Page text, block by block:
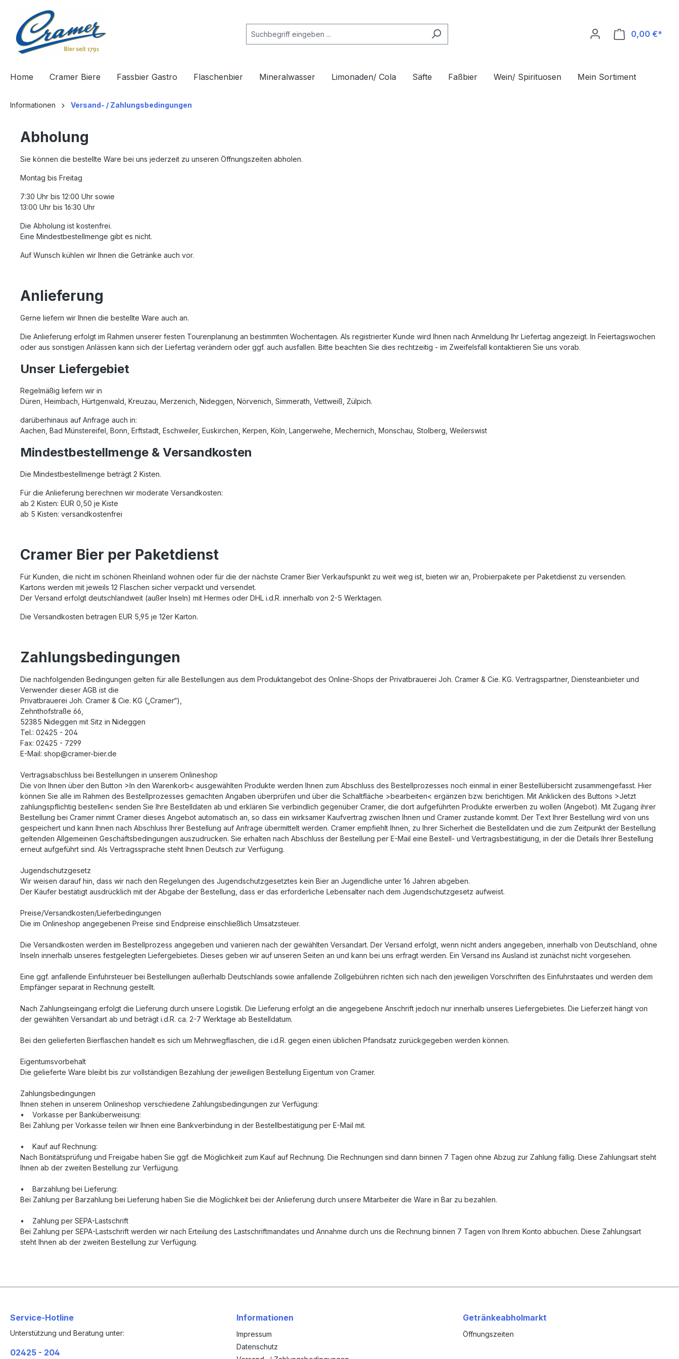
Zur Hauptnavigation springen
0,00 €*
Home Cramer Biere Fassbier Gastro Flaschenbier Mineralwasser Limonaden/ Cola Säfte Faßbier Wein/ Spirituosen Mein Sortiment
Informationen Versand- / Zahlungsbedingungen
Abholung
Sie können die bestellte Ware bei uns jederzeit zu unseren Öffnungszeiten abholen.
Montag bis Freitag
7:30 Uhr bis 12:00 Uhr sowie
13:00 Uhr bis 16:30 Uhr
Die Abholung ist kostenfrei.
Eine Mindestbestellmenge gibt es nicht.
Auf Wunsch kühlen wir Ihnen die Getränke auch vor.
Anlieferung
Gerne liefern wir Ihnen die bestellte Ware auch an.
Die Anlieferung erfolgt im Rahmen unserer festen Tourenplanung an bestimmten Wochentagen. Als registrierter Kunde wird Ihnen nach Anmeldung Ihr Liefertag angezeigt. In Feiertagswochen
oder aus sonstigen Anlässen kann sich der Liefertag verändern oder ggf. auch ausfallen. Bitte beachten Sie dies rechtzeitig - im Zweifelsfall kontaktieren Sie uns vorab.
Unser Liefergebiet
Regelmäßig liefern wir in
Düren, Heimbach, Hürtgenwald, Kreuzau, Merzenich, Nideggen, Nörvenich, Simmerath, Vettweiß, Zülpich.
darüberhinaus auf Anfrage auch in:
Aachen, Bad Münstereifel, Bonn, Erftstadt, Eschweiler, Euskirchen, Kerpen, Köln, Langerwehe, Mechernich, Monschau, Stolberg, Weilerswist
Mindestbestellmenge & Versandkosten
Die Mindestbestellmenge beträgt 2 Kisten.
Für die Anlieferung berechnen wir moderate Versandkosten:
ab 2 Kisten: EUR 0,50 je Kiste
ab 5 Kisten: versandkostenfrei
Cramer Bier per Paketdienst
Für Kunden, die nicht im schönen Rheinland wohnen oder für die der nächste Cramer Bier Verkaufspunkt zu weit weg ist, bieten wir an, Probierpakete per Paketdienst zu versenden.
Kartons werden mit jeweils 12 Flaschen sicher verpackt und versendet.
Der Versand erfolgt deutschlandweit (außer Inseln) mit Hermes oder DHL i.d.R. innerhalb von 2-5 Werktagen.
Die Versandkosten betragen EUR 5,95 je 12er Karton.
Zahlungsbedingungen
Die nachfolgenden Bedingungen gelten für alle Bestellungen aus dem Produktangebot des Online-Shops der Privatbrauerei Joh. Cramer & Cie. KG. Vertragspartner, Diensteanbieter und
Verwender dieser AGB ist die
Privatbrauerei Joh. Cramer & Cie. KG („Cramer“),
Zehnthofstraße 66,
52385 Nideggen mit Sitz in Nideggen
Tel.: 02425 - 204
Fax: 02425 - 7299
E-Mail: shop@cramer-bier.de
Vertragsabschluss bei Bestellungen in unserem Onlineshop
Die von Ihnen über den Button >In den Warenkorb< ausgewählten Produkte werden Ihnen zum Abschluss des Bestellprozesses noch einmal in einer Bestellübersicht zusammengefasst. Hier
können Sie alle im Rahmen des Bestellprozesses gemachten Angaben überprüfen und über die Schaltfläche >bearbeiten< ergänzen bzw. berichtigen. Mit Anklicken des Buttons >Jetzt
zahlungspflichtig bestellen< senden Sie Ihre Bestelldaten ab und erklären Sie verbindlich gegenüber Cramer, die dort aufgeführten Produkte erwerben zu wollen (Angebot). Mit Zugang ihrer
Bestellung bei Cramer nimmt Cramer dieses Angebot automatisch an, so dass ein wirksamer Kaufvertrag zwischen Ihnen und Cramer zustande kommt. Der Text Ihrer Bestellung wird von uns
gespeichert und kann Ihnen nach Abschluss Ihrer Bestellung auf Anfrage übermittelt werden. Cramer empfiehlt Ihnen, zu Ihrer Sicherheit die Bestelldaten und die zum Zeitpunkt der Bestellung
geltenden Allgemeinen Geschäftsbedingungen auszudrucken. Sie erhalten nach Abschluss der Bestellung per E-Mail eine Bestell- und Vertragsbestätigung, in der die Details Ihrer Bestellung
erneut aufgeführt sind. Als Vertragssprache steht Ihnen Deutsch zur Verfügung.
Jugendschutzgesetz
Wir weisen darauf hin, dass wir nach den Regelungen des Jugendschutzgesetztes kein Bier an Jugendliche unter 16 Jahren abgeben.
Der Käufer bestätigt ausdrücklich mit der Abgabe der Bestellung, dass er das erforderliche Lebensalter nach dem Jugendschutzgesetz aufweist.
Preise/Versandkosten/Lieferbedingungen
Die im Onlineshop angegebenen Preise sind Endpreise einschließlich Umsatzsteuer.
Die Versandkosten werden im Bestellprozess angegeben und variieren nach der gewählten Versandart. Der Versand erfolgt, wenn nicht anders angegeben, innerhalb von Deutschland, ohne
Inseln innerhalb unseres festgelegten Liefergebietes. Dieses geben wir auf unseren Seiten an und kann bei uns erfragt werden. Ein Versand ins Ausland ist zunächst nicht vorgesehen.
Eine ggf. anfallende Einfuhrsteuer bei Bestellungen außerhalb Deutschlands sowie anfallende Zollgebühren richten sich nach den jeweiligen Vorschriften des Einfuhrstaates und werden dem
Empfänger separat in Rechnung gestellt.
Nach Zahlungseingang erfolgt die Lieferung durch unsere Logistik. Die Lieferung erfolgt an die angegebene Anschrift jedoch nur innerhalb unseres Liefergebietes. Die Lieferzeit hängt von
der gewählten Versandart ab und beträgt i.d.R. ca. 2-7 Werktage ab Bestelldatum.
Bei den gelieferten Bierflaschen handelt es sich um Mehrwegflaschen, die i.d.R. gegen einen üblichen Pfandsatz zurückgegeben werden können.
Eigentumsvorbehalt
Die gelieferte Ware bleibt bis zur vollständigen Bezahlung der jeweiligen Bestellung Eigentum von Cramer.
Zahlungsbedingungen
Ihnen stehen in unserem Onlineshop verschiedene Zahlungsbedingungen zur Verfügung:
• Vorkasse per Banküberweisung:
Bei Zahlung per Vorkasse teilen wir Ihnen eine Bankverbindung in der Bestellbestätigung per E-Mail mit.
• Kauf auf Rechnung:
Nach Bonitätsprüfung und Freigabe haben Sie ggf. die Möglichkeit zum Kauf auf Rechnung. Die Rechnungen sind dann binnen 7 Tagen ohne Abzug zur Zahlung fällig. Diese Zahlungsart steht
Ihnen ab der zweiten Bestellung zur Verfügung.
• Barzahlung bei Lieferung:
Bei Zahlung per Barzahlung bei Lieferung haben Sie die Möglichkeit bei der Anlieferung durch unsere Mitarbeiter die Ware in Bar zu bezahlen.
• Zahlung per SEPA-Lastschrift
Bei Zahlung per SEPA-Lastschrift werden wir nach Erteilung des Lastschriftmandates und Annahme durch uns die Rechnung binnen 7 Tagen von Ihrem Konto abbuchen. Diese Zahlungsart
steht Ihnen ab der zweiten Bestellung zur Verfügung.
Service-Hotline
Unterstützung und Beratung unter:
02425 - 204
Informationen
Impressum
Datenschutz
Getränkeabholmarkt
Öffnungszeiten